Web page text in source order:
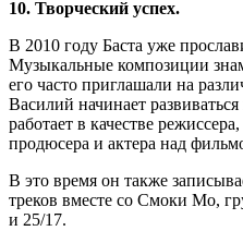
10. Творческий успех.
В 2010 году Баста уже
Музыкальные композиции
его часто приглашали на
Василий начинает
работает в качестве
продюсера и актера над
В это время он также
треков вместе со Смоки Мо,
и 25/17.